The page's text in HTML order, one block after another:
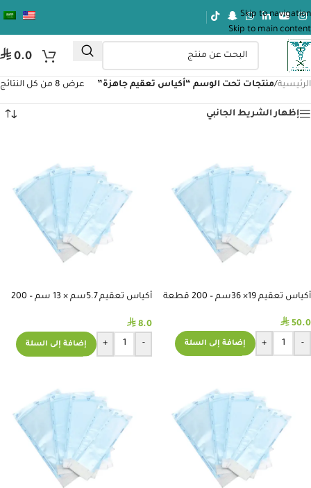
Skip to navigation
Skip to main content
ر.س0.0
الرئيسية/منتجات تحت الوسم “أكياس تعقيم جاهزة” عرض ⁦8⁩ من كل النتائج
إظهار الشريط الجانبي
أكياس تعقيم 19× 36سم – 200 قطعة
⃁ 50.0
-
+ إضافة إلى السلة
أكياس تعقيم 5.7سم × 13 سم – 200
⃁ 8.0
-
+ إضافة إلى السلة